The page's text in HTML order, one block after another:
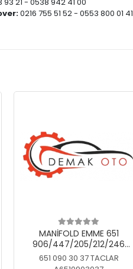
0216 755 51 52 - 0553 800 01 41
MANİFOLD EMME 651
906/447/205/212/246
KELEBEKSİZ
651 090 30 37 TACLAR